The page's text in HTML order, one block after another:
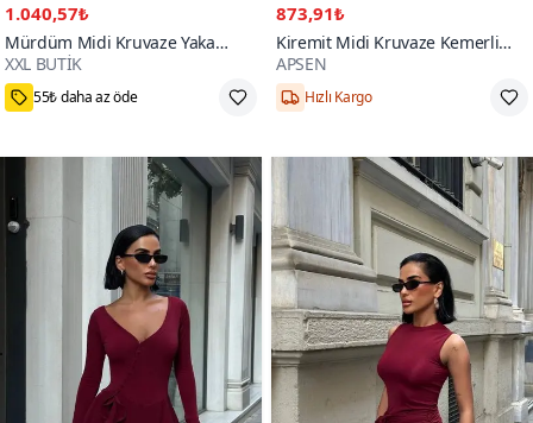
1.040,57₺
Mürdüm Midi Kruvaze Yaka
Bağlama Detaylı Şifon Elbise
XXL BUTİK
M,L,XL,2XL
873,91₺
Kiremit Midi Kruvaze Kemerli
Anvelop Elbise
APSEN
36,38,42